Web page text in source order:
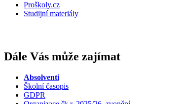
Proškoly.cz
Studijní materiály
Dále Vás může zajímat
Absolventi
Školní časopis
GDPR